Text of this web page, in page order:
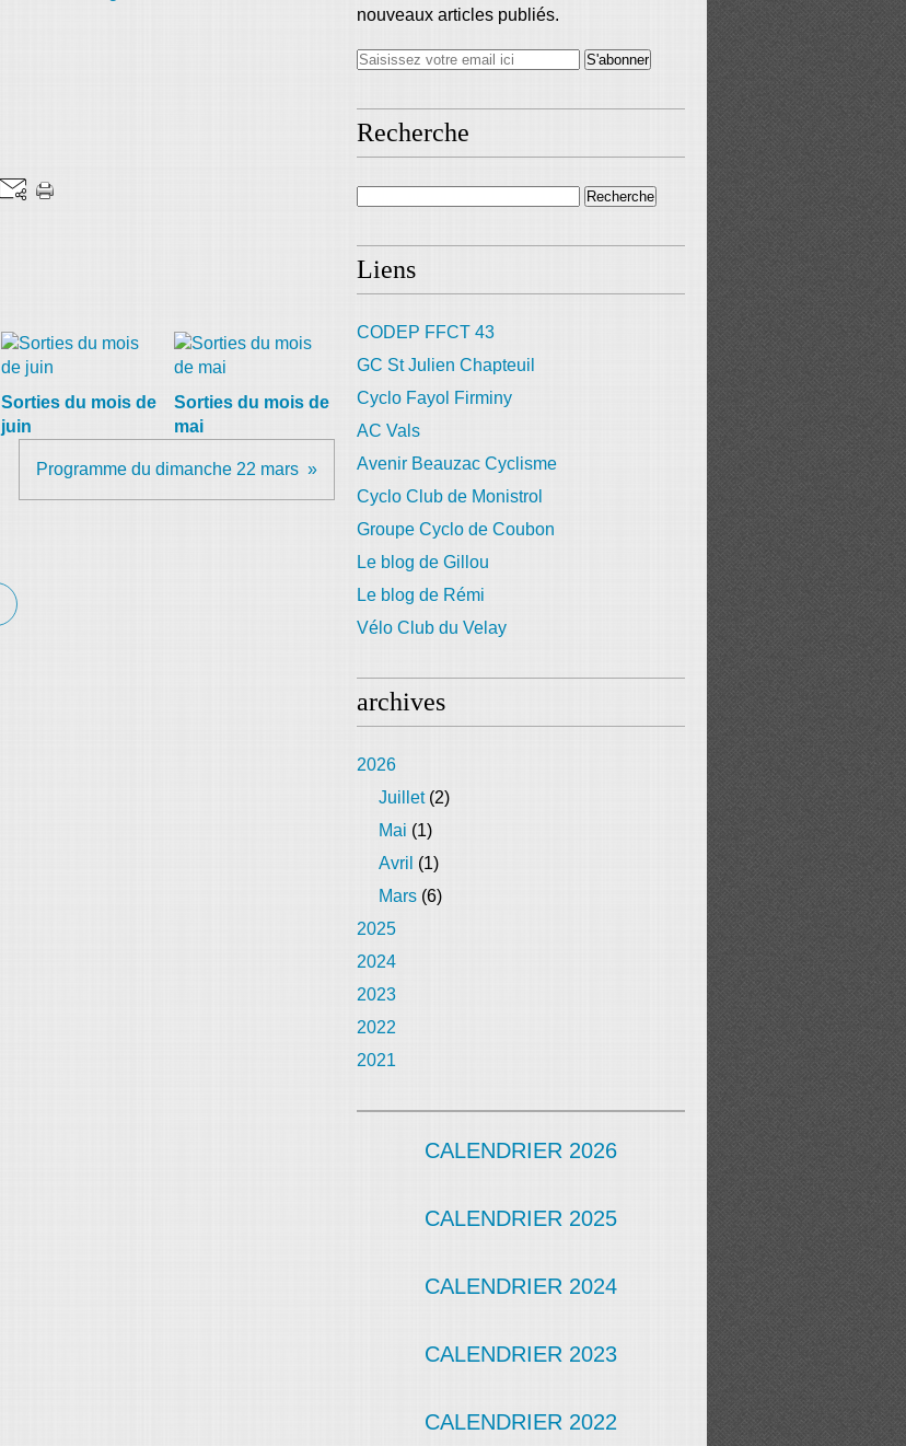
Sorties du mois de
juin
Sorties du mois de
mai
Programme du dimanche 22 mars
nouveaux articles publiés.
Recherche
Liens
CODEP FFCT 43
GC St Julien Chapteuil
Cyclo Fayol Firminy
AC Vals
Avenir Beauzac Cyclisme
Cyclo Club de Monistrol
Groupe Cyclo de Coubon
Le blog de Gillou
Le blog de Rémi
Vélo Club du Velay
archives
2026
Juillet(2)
Mai (1)
Avril (1)
Mars (6)
2025
2024
2023
2022
2021
CALENDRIER 2026
CALENDRIER 2025
CALENDRIER 2024
CALENDRIER 2023
CALENDRIER 2022